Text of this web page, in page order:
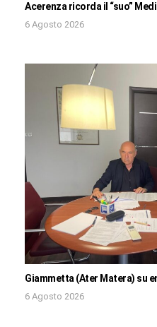
Acerenza ricorda il “suo”
6 Agosto 2026
Giammetta (Ater Matera) su
6 Agosto 2026